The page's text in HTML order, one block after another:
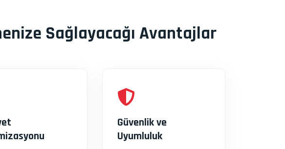
Sağlayacağı Avantajlar
Güvenlik ve
Uyumluluk